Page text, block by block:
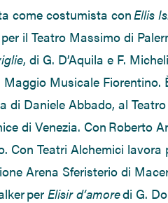
come costumista conEllis
per il Teatro Massimo di
, di G. D’Aquila e F.
Maggio Musicale Fiorentino.
di Daniele Abbado, al
di Venezia. Con Roberto
. Con Teatri Alchemici lavora
Arena Sferisterio di
per Elisir d’amoredi G.